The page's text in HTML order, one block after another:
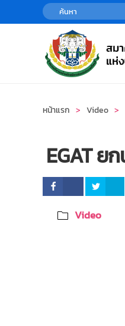
Skip to main content
หน้าแรก Video
EGAT ย
Video